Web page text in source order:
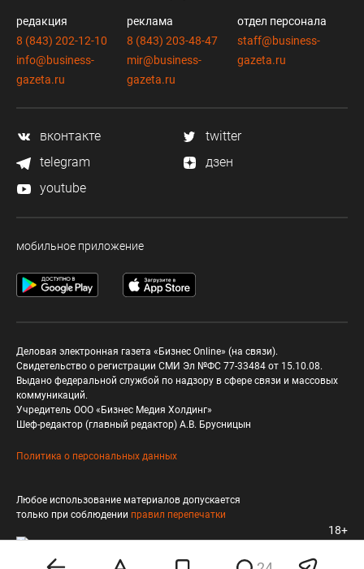
редакция
8 (843) 202-12-10
info@business-
gazeta.ru
реклама
8 (843) 203-48-47
mir@business-
gazeta.ru
отдел персонала
staff@business-
gazeta.ru
вконтакте
twitter
telegram
дзен
youtube
мобильное приложение
Деловая электронная газета «Бизнес Online» (на связи).
Свидетельство о регистрации СМИ Эл №ФС 77-33484 от 15.10.08.
Выдано федеральной службой по надзору в сфере связи и массовых
коммуникаций.
Учредитель ООО «Бизнес Медия Холдинг»
Шеф-редактор (главный редактор) А.В. Брусницын
Политика о персональных данных
Любое использование материалов допускается
только при соблюдении правил перепечатки
18+